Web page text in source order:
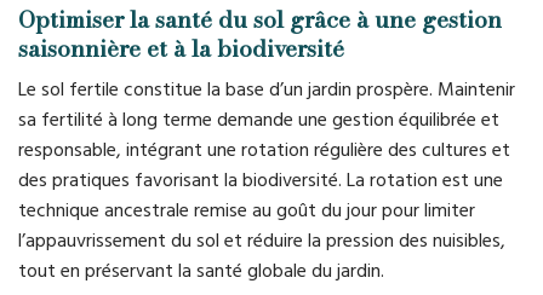
Optimiser la santé du sol grâce à une gestion
saisonnière et à la biodiversité
Le sol fertile constitue la base d’un jardin prospère. Maintenir
sa fertilité à long terme demande une gestion équilibrée et
responsable, intégrant une rotation régulière des cultures et
des pratiques favorisant la biodiversité. La rotation est une
technique ancestrale remise au goût du jour pour limiter
l’appauvrissement du sol et réduire la pression des nuisibles,
tout en préservant la santé globale du jardin.